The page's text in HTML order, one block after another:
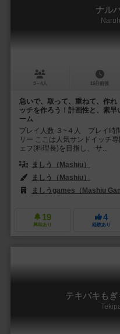
ナル
3～4人 15分前後
急いで、取って、重ねて、作
ッチを作ろう！計画性と、素
ーム
プレイ人数 ３~４人 プレイ時
リー ここは人気サンドイッチ
ェフ(料理長)を目指し、 サ...
ましう（Mashiu）
ましう（Mashiu）
ましうgames（Mashiu
19
興味あり
4
経験あり
テキパキも